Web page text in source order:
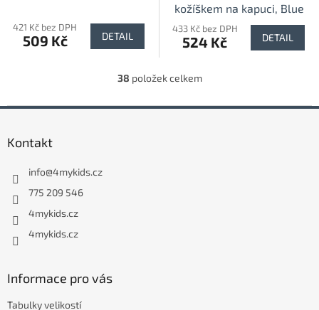
421 Kč bez DPH
509 Kč DETAIL
kožíškem na kapuci, Blue
433 Kč bez DPH
524 Kč DETAIL
O
l
38 položek celkem
Kontakt
info@4mykids.cz
775 209 546
4mykids.cz
4mykids.cz
Informace pro vás
Tabulky velikostí